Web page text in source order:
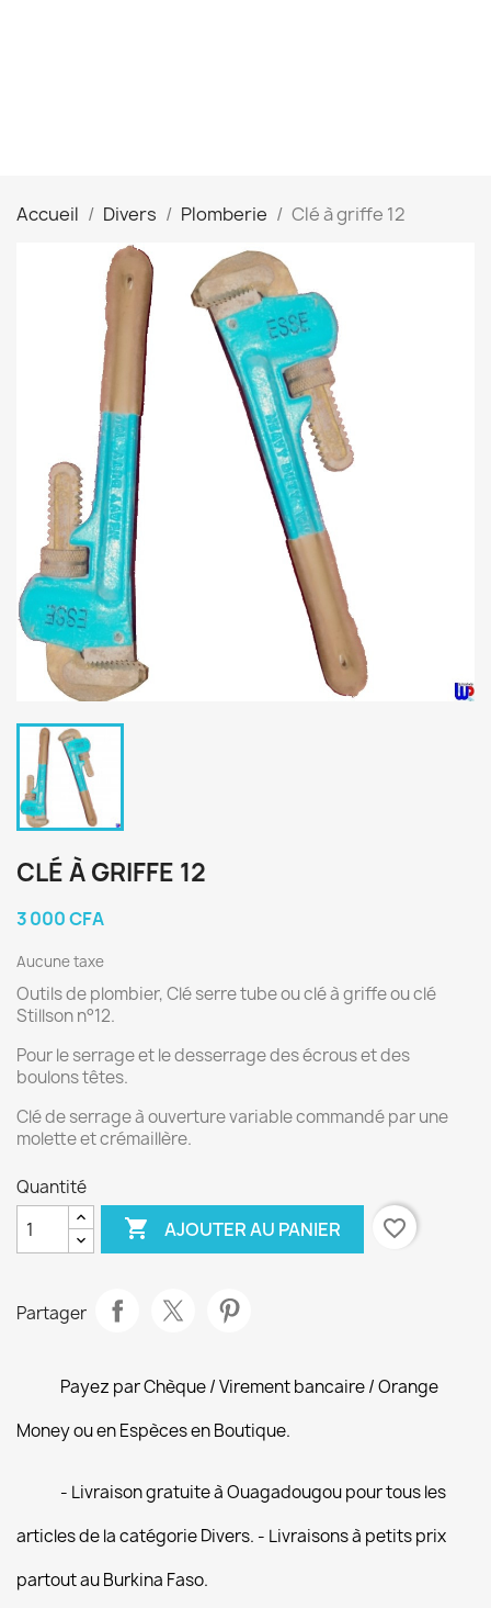
Accueil Divers Plomberie Clé à griffe 12
CLÉ À GRIFFE 12
3 000 CFA
Aucune taxe
Outils de plombier, Clé serre tube ou clé à griffe ou clé
Stillson n°12.
Pour le serrage et le desserrage des écrous et des
boulons têtes.
Clé de serrage à ouverture variable commandé par une
molette et crémaillère.
Quantité
 AJOUTER AU PANIER favorite_border
Partager
Payez par Chèque / Virement bancaire / Orange
Money ou en Espèces en Boutique.
- Livraison gratuite à Ouagadougou pour tous les
articles de la catégorie Divers. - Livraisons à petits prix
partout au Burkina Faso.